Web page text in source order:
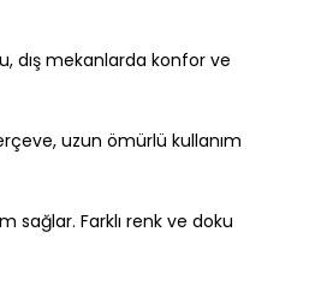
dış mekanlarda konfor ve
uzun ömürlü kullanım
sağlar. Farklı renk ve doku